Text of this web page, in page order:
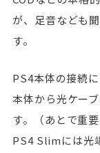
が、足音なども
す。
PS4本体の接続
本体から光ケー
す。（あとで重
PS4 Slimには光